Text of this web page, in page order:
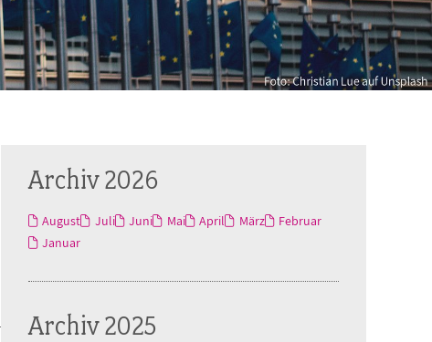
Archiv 2026
August Juli Juni Mai April März
Februar
Januar
Archiv 2025